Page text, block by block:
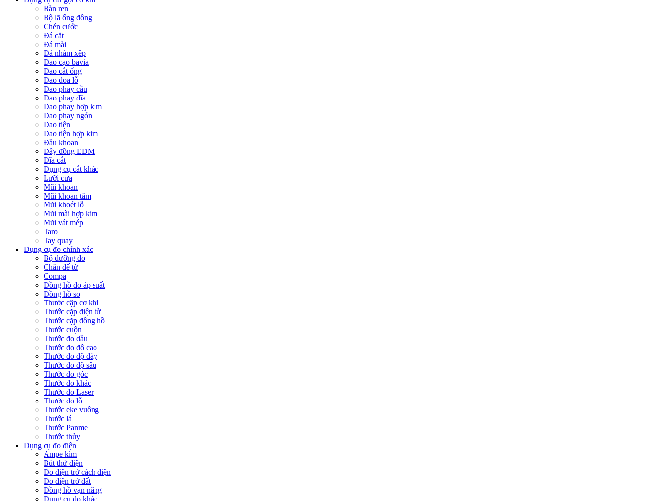
Bàn ren
Bộ lã ống đồng
Chén cước
Đá cắt
Đá mài
Đá nhám xếp
Dao cạo bavia
Dao cắt ống
Dao doa lỗ
Dao phay cầu
Dao phay đĩa
Dao phay hợp kim
Dao phay ngón
Dao tiện
Dao tiện hợp kim
Đầu khoan
Dây đồng EDM
Đĩa cắt
Dụng cụ cắt khác
Lưỡi cưa
Mũi khoan
Mũi khoan tâm
Mũi khoét lỗ
Mũi mài hợp kim
Mũi vát mép
Taro
Tay quay
Dụng cụ đo chính xác
Bộ dưỡng đo
Chân đế từ
Compa
Đồng hồ đo áp suất
Đồng hồ so
Thước cặp cơ khí
Thước cặp điện tử
Thước cặp đồng hồ
Thước cuộn
Thước đo dầu
Thước đo độ cao
Thước đo độ dày
Thước đo độ sâu
Thước đo góc
Thước đo khác
Thước đo Laser
Thước đo lỗ
Thước eke vuông
Thước lá
Thước Panme
Thước thủy
Dụng cụ đo điện
Ampe kìm
Bút thử điện
Đo điện trở cách điện
Đo điện trở đất
Đồng hồ vạn năng
Dụng cụ đo khác